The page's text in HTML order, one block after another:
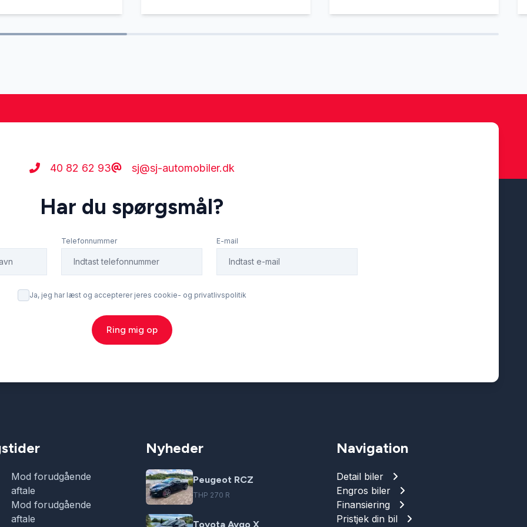
40 82 62 93 sj@sj-automobiler.dk
Har du spørgsmål?
Telefonnummer E-mail
Ja, jeg har læst og accepterer jeres cookie- og privatlivspolitik
Ring mig op
Mod forudgående
aftale
Mod forudgående
aftale
Nyheder
Peugeot RCZ
THP 270 R
Toyota Aygo X
Navigation
Detail biler
Engros biler
Finansiering
Pristjek din bil